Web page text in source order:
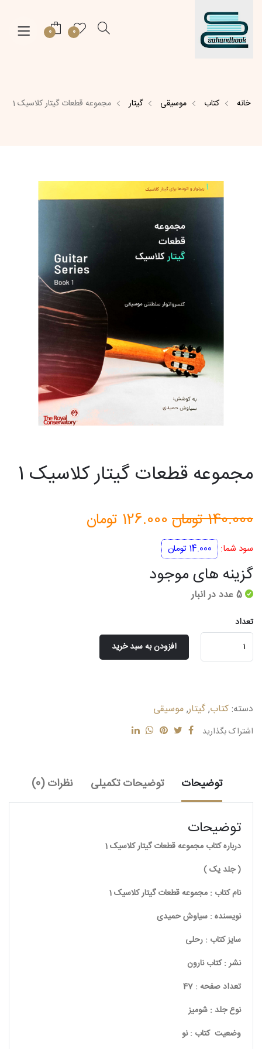
0
0
خانه کتاب موسیقی گیتار مجموعه قطعات گیتار کلاسیک 1
مجموعه قطعات گیتار کلاسیک 1
140.000تومانقیمت
اصلی
126.000 تومان
سود شما: 14.000 تومان
گزینه های موجود
تعداد
مجموعه
قطعات
عدد
افزودن به سبد خرید
دسته:کتاب,گیتار,موسیقی
اشتراک بگذارید
توضیحات توضیحات تکمیلی نظرات (0)
توضیحات
درباره کتاب مجموعه قطعات گیتار کلاسیک 1
( جلد یک )
نام کتاب : مجموعه قطعات گیتار کلاسیک 1
نویسنده : سیاوش حمیدی
سایز کتاب : رحلی
نشر : کتاب نارون
تعداد صفحه : 47
نوع جلد : شومیز
وضعیت کتاب : نو